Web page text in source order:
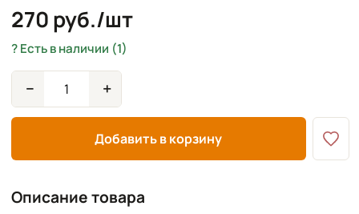
270 руб./шт
Есть в наличии (1)
− +
Добавить в корзину
Описание товара